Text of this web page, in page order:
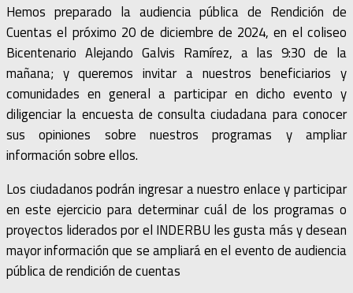
Hemos preparado la audiencia pública de Rendición de
Cuentas el próximo 20 de diciembre de 2024, en el coliseo
Bicentenario Alejando Galvis Ramírez, a las 9:30 de la
mañana; y queremos invitar a nuestros beneficiarios y
comunidades en general a participar en dicho evento y
diligenciar la encuesta de consulta ciudadana para conocer
sus opiniones sobre nuestros programas y ampliar
información sobre ellos.
Los ciudadanos podrán ingresar a nuestro enlace y participar
en este ejercicio para determinar cuál de los programas o
proyectos liderados por el INDERBU les gusta más y desean
mayor información que se ampliará en el evento de audiencia
pública de rendición de cuentas